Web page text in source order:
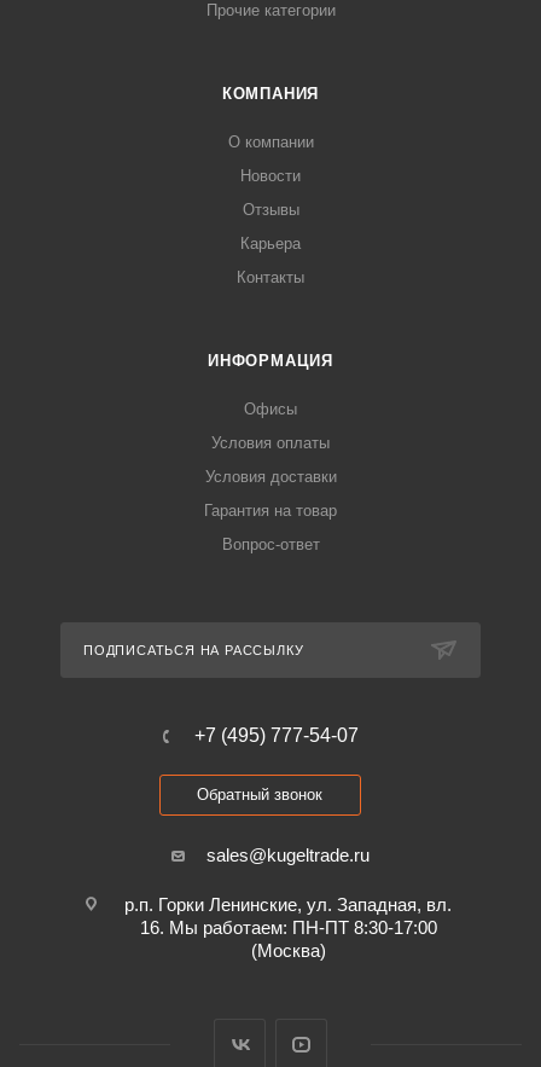
Прочие категории
КОМПАНИЯ
О компании
Новости
Отзывы
Карьера
Контакты
ИНФОРМАЦИЯ
Офисы
Условия оплаты
Условия доставки
Гарантия на товар
Вопрос-ответ
ПОДПИСАТЬСЯ НА РАССЫЛКУ
+7 (495) 777-54-07
Обратный звонок
sales@kugeltrade.ru
р.п. Горки Ленинские, ул. Западная, вл.
16. Мы работаем: ПН-ПТ 8:30-17:00
(Москва)